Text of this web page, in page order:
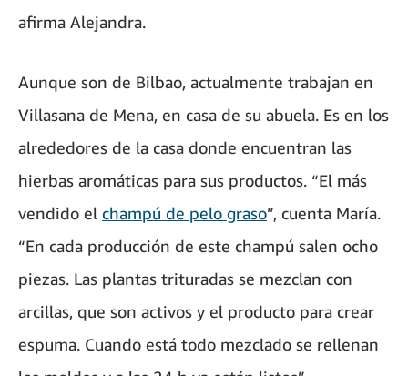
afirma Alejandra.
Aunque son de Bilbao, actualmente trabajan en
Villasana de Mena, en casa de su abuela. Es en los
alrededores de la casa donde encuentran las
hierbas aromáticas para sus productos. “El más
vendido el champú de pelo graso”, cuenta María.
“En cada producción de este champú salen ocho
piezas. Las plantas trituradas se mezclan con
arcillas, que son activos y el producto para crear
espuma. Cuando está todo mezclado se rellenan